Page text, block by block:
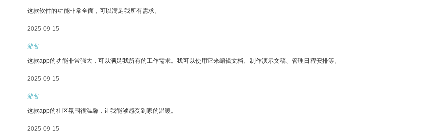
这款软件的功能非常全面，可以满足我所有需求。
2025-09-15
游客
这款app的功能非常强大，可以满足我所有的工作需求。我可以使用它来编辑文档、制作演示文稿、管理日程安排等。
2025-09-15
游客
这款app的社区氛围很温馨，让我能够感受到家的温暖。
2025-09-15